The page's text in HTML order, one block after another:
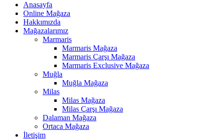
Anasayfa
Online Mağaza
Hakkımızda
Mağazalarımız
Marmaris
Marmaris Mağaza
Marmaris Çarşı Mağaza
Marmaris Exclusive Mağaza
Muğla
Muğla Mağaza
Milas
Milas Mağaza
Milas Çarşı Mağaza
Dalaman Mağaza
Ortaca Mağaza
İletişim